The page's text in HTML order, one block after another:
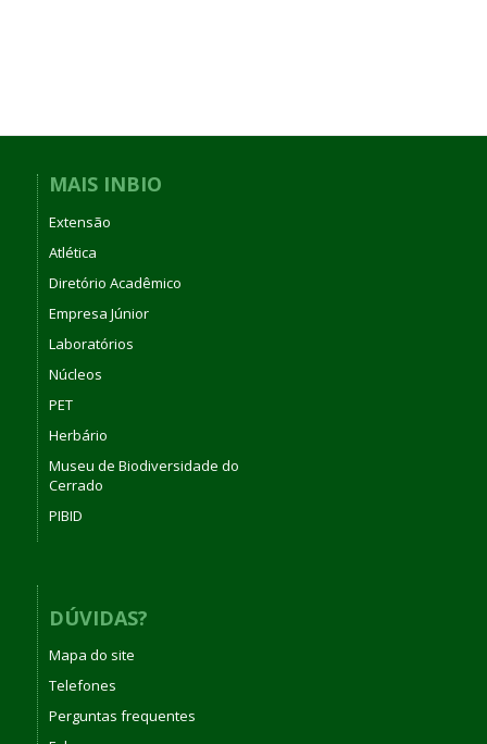
MAIS INBIO
Extensão
Atlética
Diretório Acadêmico
Empresa Júnior
Laboratórios
Núcleos
PET
Herbário
Museu de Biodiversidade do
Cerrado
PIBID
DÚVIDAS?
Mapa do site
Telefones
Perguntas frequentes